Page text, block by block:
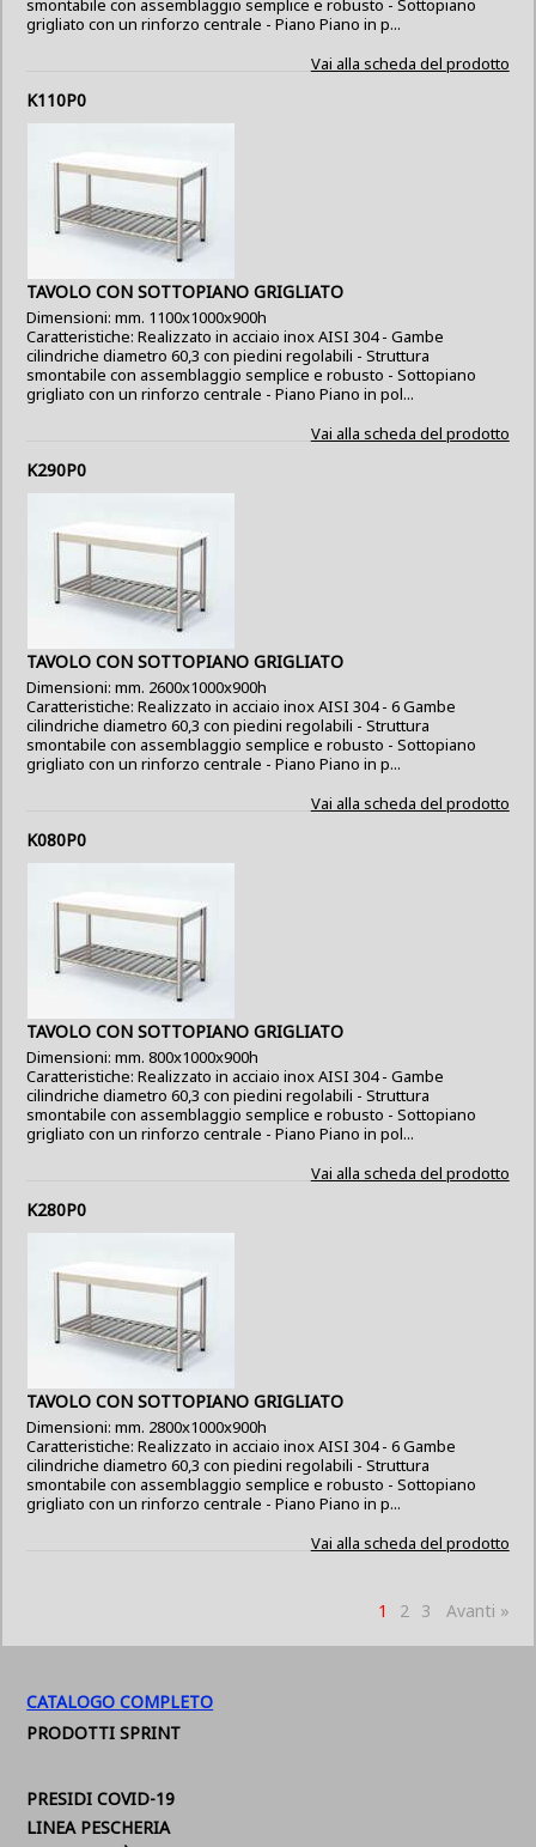
smontabile con assemblaggio semplice e robusto - Sottopiano
grigliato con un rinforzo centrale - Piano Piano in p...
Vai alla scheda del prodotto
K110P0
TAVOLO CON SOTTOPIANO GRIGLIATO
Dimensioni: mm. 1100x1000x900h
Caratteristiche: Realizzato in acciaio inox AISI 304 - Gambe
cilindriche diametro 60,3 con piedini regolabili - Struttura
smontabile con assemblaggio semplice e robusto - Sottopiano
grigliato con un rinforzo centrale - Piano Piano in pol...
Vai alla scheda del prodotto
K290P0
TAVOLO CON SOTTOPIANO GRIGLIATO
Dimensioni: mm. 2600x1000x900h
Caratteristiche: Realizzato in acciaio inox AISI 304 - 6 Gambe
cilindriche diametro 60,3 con piedini regolabili - Struttura
smontabile con assemblaggio semplice e robusto - Sottopiano
grigliato con un rinforzo centrale - Piano Piano in p...
Vai alla scheda del prodotto
K080P0
TAVOLO CON SOTTOPIANO GRIGLIATO
Dimensioni: mm. 800x1000x900h
Caratteristiche: Realizzato in acciaio inox AISI 304 - Gambe
cilindriche diametro 60,3 con piedini regolabili - Struttura
smontabile con assemblaggio semplice e robusto - Sottopiano
grigliato con un rinforzo centrale - Piano Piano in pol...
Vai alla scheda del prodotto
K280P0
TAVOLO CON SOTTOPIANO GRIGLIATO
Dimensioni: mm. 2800x1000x900h
Caratteristiche: Realizzato in acciaio inox AISI 304 - 6 Gambe
cilindriche diametro 60,3 con piedini regolabili - Struttura
smontabile con assemblaggio semplice e robusto - Sottopiano
grigliato con un rinforzo centrale - Piano Piano in p...
Vai alla scheda del prodotto
1 2 3 Avanti »
CATALOGO COMPLETO
PRODOTTI SPRINT
PRESIDI COVID-19
LINEA PESCHERIA